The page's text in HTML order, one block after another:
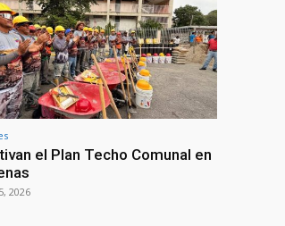
el Plan Techo Comunal en
2026